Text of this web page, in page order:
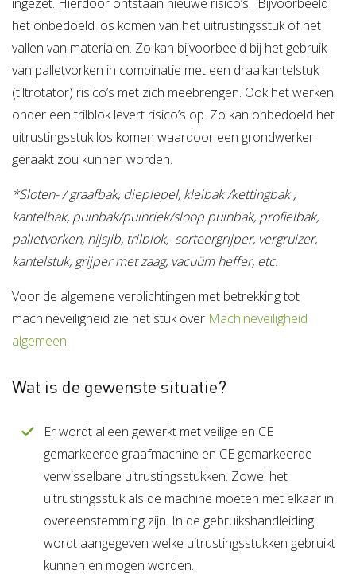
het onbedoeld los komen van het uitrustingsstuk of het
vallen van materialen. Zo kan bijvoorbeeld bij het gebruik
van palletvorken in combinatie met een draaikantelstuk
(tiltrotator) risico’s met zich meebrengen. Ook het werken
onder een trilblok levert risico’s op. Zo kan onbedoeld het
uitrustingsstuk los komen waardoor een grondwerker
geraakt zou kunnen worden.
*Sloten- / graafbak, dieplepel, kleibak /kettingbak ,
kantelbak, puinbak/puinriek/sloop puinbak, profielbak,
palletvorken, hijsjib, trilblok, sorteergrijper, vergruizer,
kantelstuk, grijper met zaag, vacuüm heffer, etc.
Voor de algemene verplichtingen met betrekking tot
machineveiligheid zie het stuk over Machineveiligheid
algemeen.
Wat is de gewenste situatie?
Er wordt alleen gewerkt met veilige en CE
gemarkeerde graafmachine en CE gemarkeerde
verwisselbare uitrustingsstukken. Zowel het
uitrustingsstuk als de machine moeten met elkaar in
overeenstemming zijn. In de gebruikshandleiding
wordt aangegeven welke uitrustingsstukken gebruikt
kunnen en mogen worden.